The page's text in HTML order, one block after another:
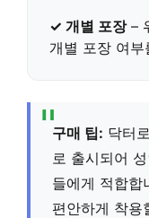
✓ 개별 포장–
개별 포장 여부
구매 팁: 닥터
로 출시되어
들에게 적합합
편안하게 착용